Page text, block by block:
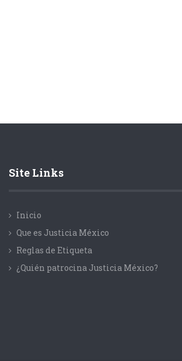
Site Links
Inicio
Que es Justicia México
Reglas de Etiqueta
¿Quién patrocina Justicia México?